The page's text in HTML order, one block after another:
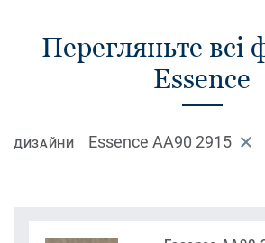
Перегляньте всі
Essence
ДИЗАЙНИ Essence AA90 2915